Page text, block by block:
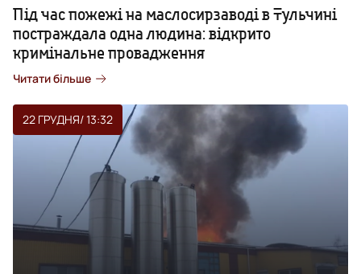
Під час пожежі на маслосирзаводі в Тульчині
постраждала одна людина: відкрито
кримінальне провадження
Читати більше
22 ГРУДНЯ/ 13:32